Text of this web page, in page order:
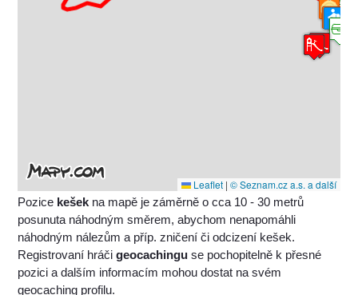
Leaflet | © Seznam.cz a.s. a další
Pozice kešek na mapě je záměrně o cca 10 - 30 metrů
posunuta náhodným směrem, abychom nenapomáhli
náhodným nálezům a příp. zničení či odcizení kešek.
Registrovaní hráčigeocachingu se pochopitelně k přesné
pozici a dalším informacím mohou dostat na svém
geocaching profilu.